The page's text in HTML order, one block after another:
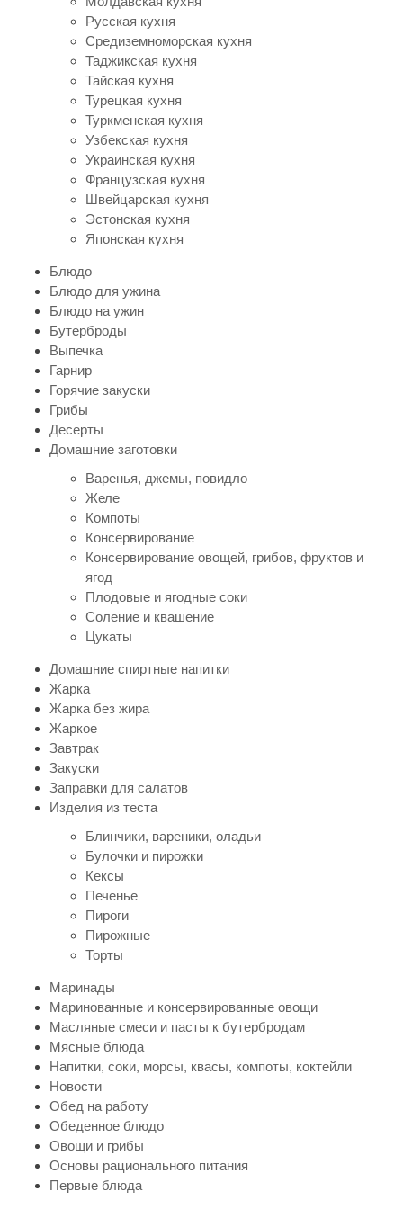
Русская кухня
Средиземноморская кухня
Таджикская кухня
Тайская кухня
Турецкая кухня
Туркменская кухня
Узбекская кухня
Украинская кухня
Французская кухня
Швейцарская кухня
Эстонская кухня
Японская кухня
Блюдо
Блюдо для ужина
Блюдо на ужин
Бутерброды
Выпечка
Гарнир
Горячие закуски
Грибы
Десерты
Домашние заготовки
Варенья, джемы, повидло
Желе
Компоты
Консервирование
Консервирование овощей, грибов, фруктов и
ягод
Плодовые и ягодные соки
Соление и квашение
Цукаты
Домашние спиртные напитки
Жарка
Жарка без жира
Жаркое
Завтрак
Закуски
Заправки для салатов
Изделия из теста
Блинчики, вареники, оладьи
Булочки и пирожки
Кексы
Печенье
Пироги
Пирожные
Торты
Маринады
Маринованные и консервированные овощи
Масляные смеси и пасты к бутербродам
Мясные блюда
Напитки, соки, морсы, квасы, компоты, коктейли
Новости
Обед на работу
Обеденное блюдо
Овощи и грибы
Основы рационального питания
Первые блюда